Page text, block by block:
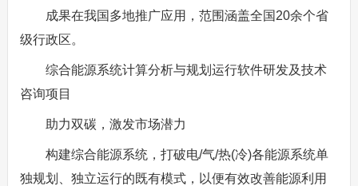
成果在我国多地推广应用，范围涵盖全国20余个省
级行政区。
综合能源系统计算分析与规划运行软件研发及技术
咨询项目
助力双碳，激发市场潜力
构建综合能源系统，打破电/气/热(冷)各能源系统单
独规划、独立运行的既有模式，以便有效改善能源利用